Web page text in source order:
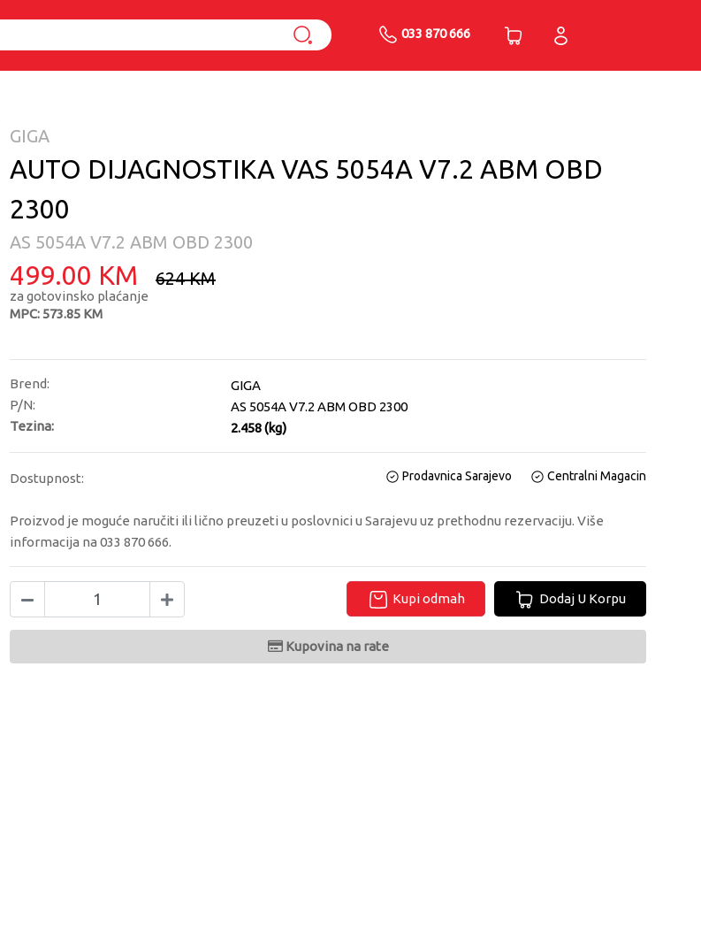
033 870 666
GIGA
AUTO DIJAGNOSTIKA VAS 5054A V7.2 ABM OBD
2300
AS 5054A V7.2 ABM OBD 2300
499.00 KM
za gotovinsko plaćanje
624 KM
MPC: 573.85 KM
Brend:
GIGA
P/N:
AS 5054A V7.2 ABM OBD 2300
Tezina:
2.458 (kg)
Dostupnost: Prodavnica Sarajevo Centralni Magacin
Proizvod je moguće naručiti ili lično preuzeti u poslovnici u Sarajevu uz prethodnu rezervaciju. Više
informacija na 033 870 666.
Dodaj U Korpu
Kupi odmah
Kupovina na rate